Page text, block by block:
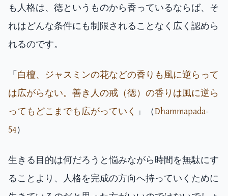
も人格は、徳というものから香っているならば、そ
れはどんな条件にも制限されることなく広く認めら
れるのです。
「白檀、ジャスミンの花などの香りも風に逆らって
は広がらない。善き人の戒（徳）の香りは風に逆ら
ってもどこまでも広がっていく 」（Dhammapada-
54）
生きる目的は何だろうと悩みながら時間を無駄にす
ることより、人格を完成の方向へ持っていくために